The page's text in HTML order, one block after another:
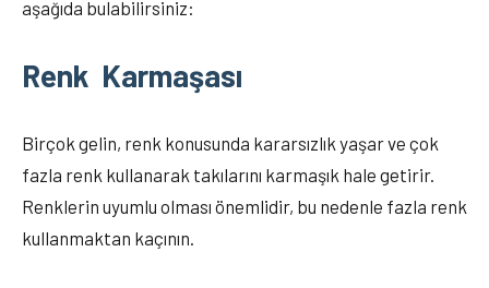
aşağıda bulabilirsiniz:
Renk Karmaşası
Birçok gelin, renk konusunda kararsızlık yaşar ve çok
fazla renk kullanarak takılarını karmaşık hale getirir.
Renklerin uyumlu olması önemlidir, bu nedenle fazla renk
kullanmaktan kaçının.